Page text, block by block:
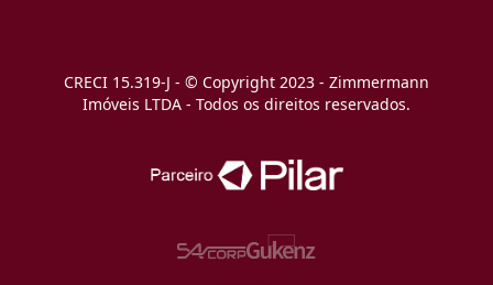
CRECI 15.319-J - © Copyright 2023 - Zimmermann
Imóveis LTDA - Todos os direitos reservados.